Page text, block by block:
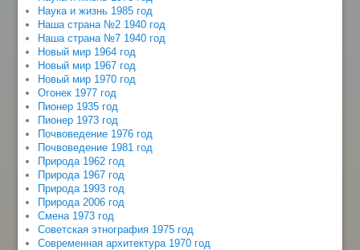
Наука и жизнь 1985 год
Наша страна №2 1940 год
Наша страна №7 1940 год
Новый мир 1964 год
Новый мир 1967 год
Новый мир 1970 год
Огонек 1977 год
Пионер 1935 год
Пионер 1973 год
Почвоведение 1976 год
Почвоведение 1981 год
Природа 1962 год
Природа 1967 год
Природа 1993 год
Природа 2006 год
Смена 1973 год
Советская этнография 1975 год
Современная архитектура 1970 год